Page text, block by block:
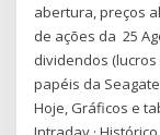
abertura, preços
de ações da 25
dividendos
papéis da
Hoje, Gráficos e